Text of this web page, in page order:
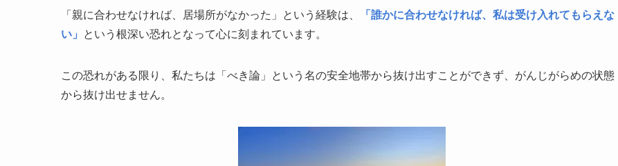
「親に合わせなければ、居場所がなかった」という経験は、
「誰かに合わせなければ、私は受け入れてもらえな
い」
という根深い恐れとなって心に刻まれています。
この恐れがある限り、私たちは「べき論」という名の安全地帯から抜け出すことができず、がんじがらめの状態
から抜け出せません。